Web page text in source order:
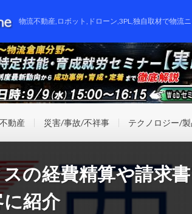
物流不動産,ロボット,ドローン,3PL,独自取材で物流
動産 災害/事故/不祥事 テクノロジー/製
の経費精算や請求
紹介